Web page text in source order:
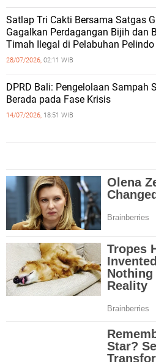
Satlap Tri Cakti Bersama Satgas
Gagalkan Perdagangan Bijih dan
Timah Ilegal di Pelabuhan
28/07/2026, 02:11 WIB
DPRD Bali: Pengelolaan Sampah
Berada pada Fase Krisis
14/07/2026, 18:51 WIB